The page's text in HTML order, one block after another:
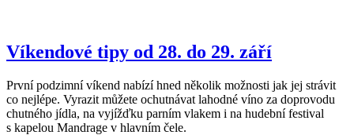
Víkendové tipy od 28. do 29. září
První podzimní víkend nabízí hned několik možnosti jak jej strávit
co nejlépe. Vyrazit můžete ochutnávat lahodné víno za doprovodu
chutného jídla, na vyjížďku parním vlakem i na hudební festival
s kapelou Mandrage v hlavním čele.